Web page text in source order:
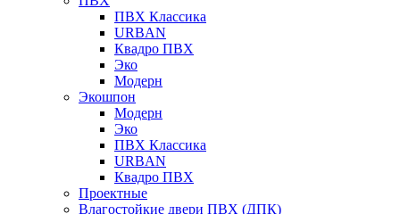
ПВХ Классика
URBAN
Квадро ПВХ
Эко
Модерн
Экошпон
Модерн
Эко
ПВХ Классика
URBAN
Квадро ПВХ
Проектные
Влагостойкие двери ПВХ (ДПК)